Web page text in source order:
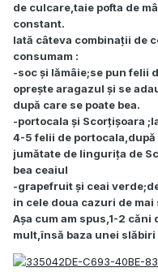
de culcare,taie pofta de
constant.
Iată câteva combinații de
consumam :
-soc și lămâie;se pun felii
oprește aragazul și se
după care se poate bea.
-portocala și Scorțișoara
4-5 felii de portocala,după
jumătate de lingurița de
bea ceaiul
-grapefruit și ceai
in cele doua cazuri de mai
Așa cum am spus,1-2 căni
mult,însă baza unei